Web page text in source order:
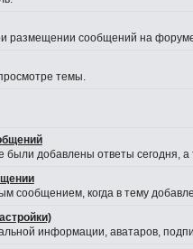
размещении сообщений на
темы.
были добавлены ответы сегодня,
сообщением, когда в тему
информации, аватаров,